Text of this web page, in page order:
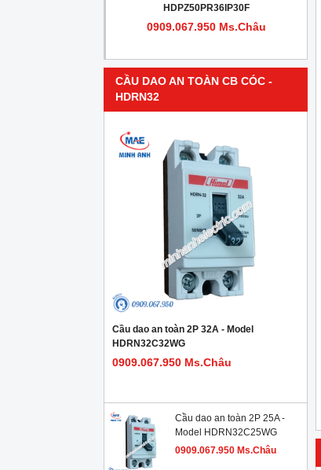
HDPZ50PR36IP30F
0909.067.950 Ms.Châu
CẦU DAO AN TOÀN CB CÓC -
HDRN32
Cầu dao an toàn 2P 32A - Model
HDRN32C32WG
0909.067.950 Ms.Châu
Cầu dao an toàn 2P 25A -
Model HDRN32C25WG
0909.067.950 Ms.Châu